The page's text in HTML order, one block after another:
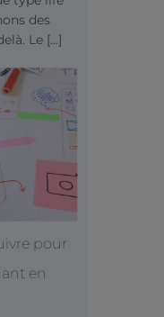
des
Le […]
pour
en